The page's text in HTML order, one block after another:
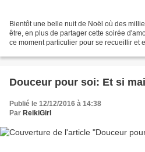
Bientôt une belle nuit de Noël où des
être, en plus de partager cette soirée
ce moment particulier pour se recueillir et
Douceur pour soi: Et si
Publié le 12/12/2016 à 14:38
Par ReikiGirl